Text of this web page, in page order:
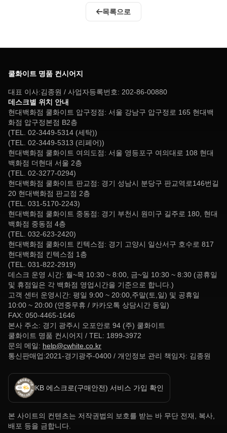
목록으로
쿨화이트 명품 컨시어지
대표 이사:김종원 / 사업자등록번호: 202-86-00880
데스크별 위치 안내
현대백화점 쿨화이트 압구정점: 서울 강남구 압구정로 165 현대백
화점 압구정본점 B2층
(TEL. 02-3449-5314 (세탁))
(TEL. 02-3449-5313 (리페어))
현대백화점 쿨화이트 여의도점: 서울 영등포구 여의대로 108 현대
백화점 더현대 서울 2층
(TEL. 02-3277-0294)
현대백화점 쿨화이트 판교점: 경기 성남시 분당구 판교역로146번길
20 현대백화점 판교점 2층
(TEL. 031-5170-2243)
현대백화점 쿨화이트 중동점: 경기 부천시 원미구 길주로 180, 현대
백화점 중동점 4층
(TEL. 032-623-2420)
현대백화점 쿨화이트 킨텍스점: 경기 고양시 일산서구 호수로 817
현대백화점 킨텍스점 1층
(TEL. 031-822-2919)
데스크 운영 시간: 월~목 10:30 ~ 8:00, 금~일 10:30 ~ 8:30 (공휴일
및 휴점일은 각 백화점 영업시간을 기준으로 합니다.)
고객 센터 운영시간: 평일 9:00 ~ 20:00,주말(토,일) 및 공휴일
10:00 ~ 20:00 (연중무휴 / 카카오톡 상담시간 동일)
FAX: 050-4465-1646
본사 주소: 경기 광주시 오포안로 94 (주) 쿨화이트
쿨화이트 명품 컨시어지 / TEL: 1899-3972
문의 메일: help@cwhite.co.kr
통신판매업:2021-경기광주-0400 / 개인정보 관리 책임자: 김종원
KB 에스크로(구매안전) 서비스 가입 확인
본 사이트의 컨텐츠는 저작권법의 보호를 받는 바 무단 전재, 복사,
배포 등을 금합니다.